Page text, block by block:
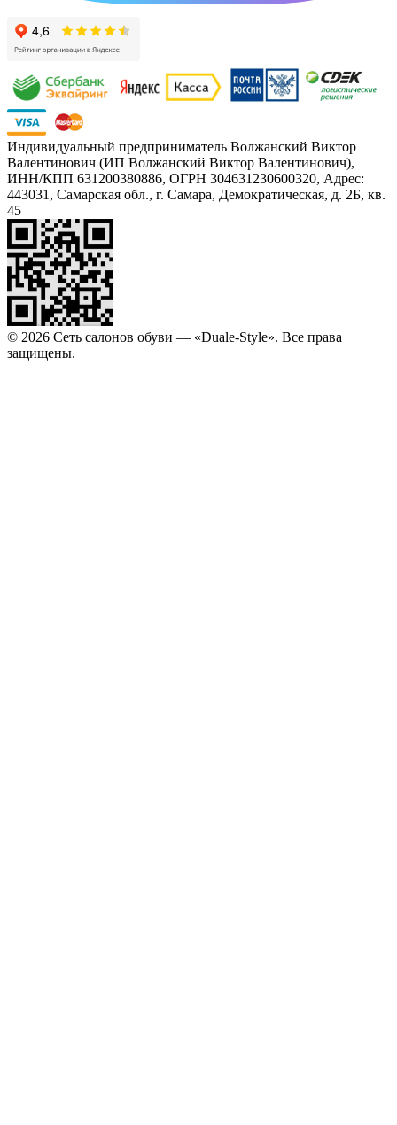
Индивидуальный предприниматель Волжанский Виктор
Валентинович (ИП Волжанский Виктор Валентинович),
ИНН/КПП 631200380886, ОГРН 304631230600320, Адрес:
443031, Самарская обл., г. Самара, Демократическая, д. 2Б, кв.
45
© 2026 Сеть салонов обуви — «Duale-Style». Все права
защищены.